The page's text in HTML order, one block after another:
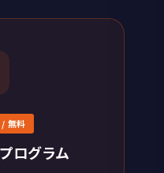
無料
ログラム